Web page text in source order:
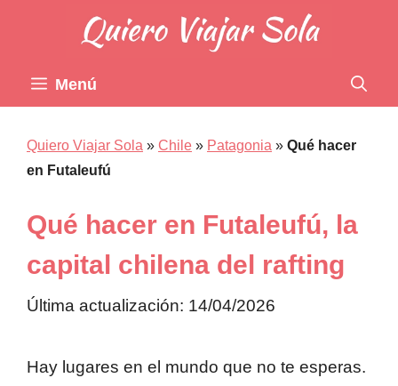
contenido
Menú
Quiero Viajar Sola » Chile » Patagonia » Qué hacer
en Futaleufú
Qué hacer en Futaleufú, la
capital chilena del rafting
Última actualización: 14/04/2026
Hay lugares en el mundo que no te esperas.